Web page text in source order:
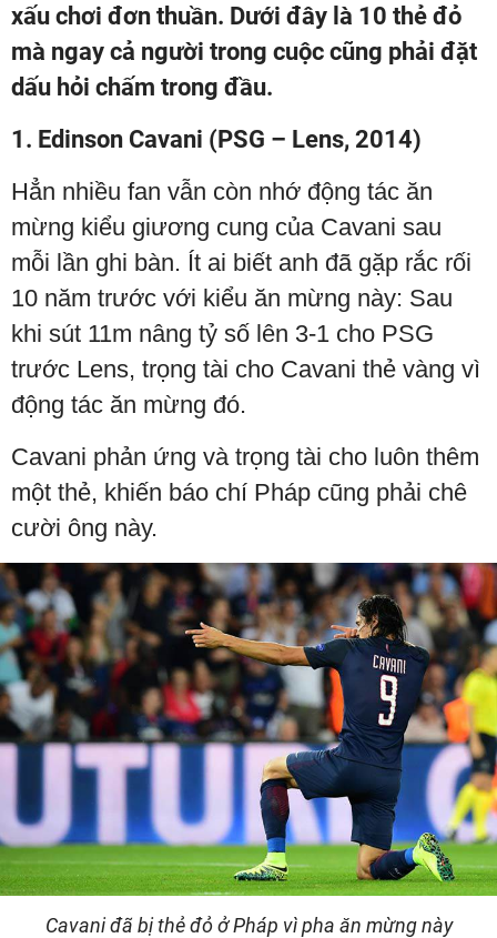
xấu chơi đơn thuần. Dưới đây là 10 thẻ đỏ
mà ngay cả người trong cuộc cũng phải đặt
dấu hỏi chấm trong đầu.
1. Edinson Cavani (PSG – Lens, 2014)
Hẳn nhiều fan vẫn còn nhớ động tác ăn
mừng kiểu giương cung của Cavani sau
mỗi lần ghi bàn. Ít ai biết anh đã gặp rắc rối
10 năm trước với kiểu ăn mừng này: Sau
khi sút 11m nâng tỷ số lên 3-1 cho PSG
trước Lens, trọng tài cho Cavani thẻ vàng vì
động tác ăn mừng đó.
Cavani phản ứng và trọng tài cho luôn thêm
một thẻ, khiến báo chí Pháp cũng phải chê
cười ông này.
Cavani đã bị thẻ đỏ ở Pháp vì pha ăn mừng này